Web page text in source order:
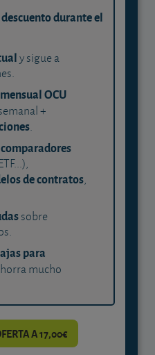
descuento durante el
y sigue a
OCU
+
.
comparadores
de contratos,
sobre
para
mucho
A 17,00€